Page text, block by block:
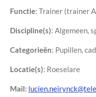
Functie: Trainer (trainer
Discipline(s): Algemeen,
Categorieën: Pupillen,
Locatie(s): Roeselare
Mail: